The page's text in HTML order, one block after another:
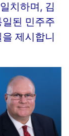
치하며, 김
된 민주주
제시합니